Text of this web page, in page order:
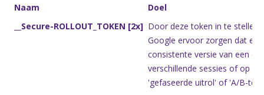
Naam
Doel
__Secure-ROLLOUT_TOKEN [2x] Door deze token in te
Google ervoor zorgen dat
consistente versie van een
verschillende sessies of op
'gefaseerde uitrol' of 'A/B-